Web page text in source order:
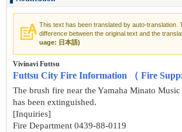
This text has been translated by auto-translation.
difference between the original text and the
uage: 日本語)
Vivinavi Futtsu
Futtsu City Fire Information （ Fire
The brush fire near the Yamaha Minato
has been extinguished.
[Inquiries]
Fire Department 0439-88-0119